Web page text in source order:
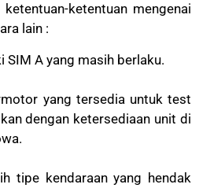
ketentuan mengenai
lain :
SIM A yang masih berlaku.
yang tersedia untuk test
dengan ketersediaan unit di
tipe kendaraan yang hendak